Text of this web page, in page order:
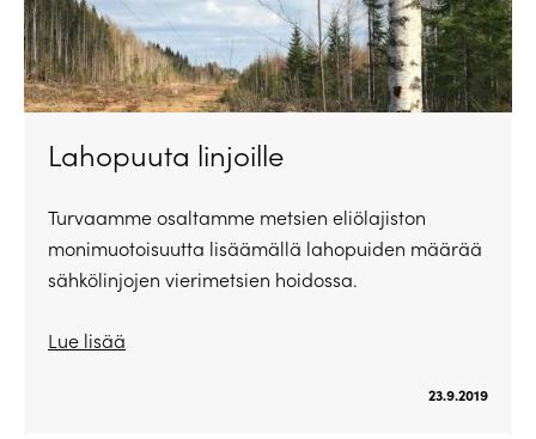
Lahopuuta linjoille
Turvaamme osaltamme metsien eliölajiston
monimuotoisuutta lisäämällä lahopuiden määrää
sähkölinjojen vierimetsien hoidossa.
Lue lisää
23.9.2019